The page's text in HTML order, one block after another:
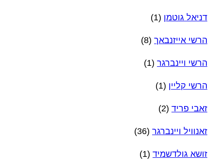
דניאל גוטמן (1)
הרשי אייזנבאך (8)
הרשי ויינברגר (1)
הרשי קליין (1)
זאבי פריד (2)
זאנוויל ויינברגר (36)
זושא גולדשמיד (1)